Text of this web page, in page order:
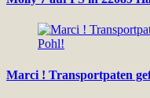
Marci ! Transportpaten